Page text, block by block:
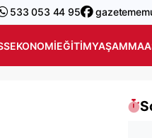
533 053 44 95
EKONOMIEĞITIMYAŞAM